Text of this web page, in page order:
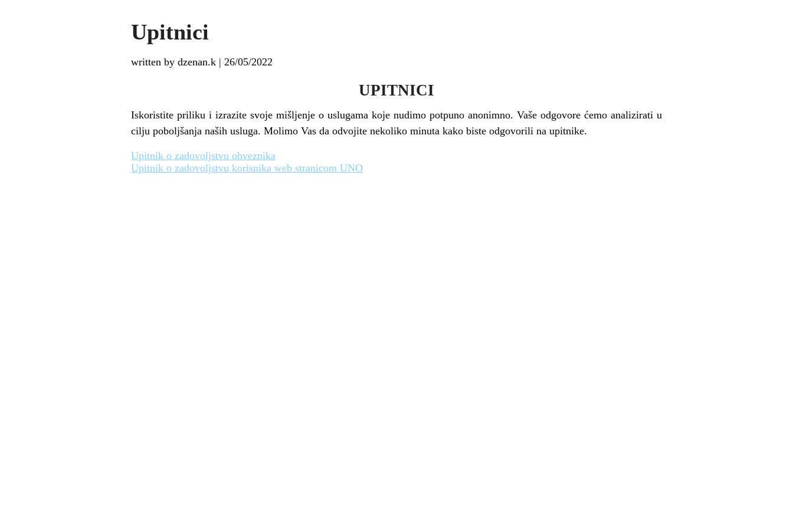
Upitnici
written by dzenan.k | 26/05/2022
UPITNICI
Iskoristite priliku i izrazite svoje mišljenje o uslugama koje nudimo potpuno anonimno. Vaše odgovore ćemo analizirati u
cilju poboljšanja naših usluga. Molimo Vas da odvojite nekoliko minuta kako biste odgovorili na upitnike.
Upitnik o zadovoljstvu obveznika
Upitnik o zadovoljstvu korisnika web stranicom UNO